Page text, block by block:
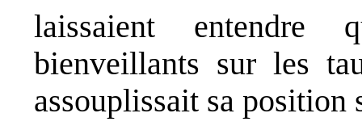
laissaient entendre
bienveillants sur les
assouplissait sa